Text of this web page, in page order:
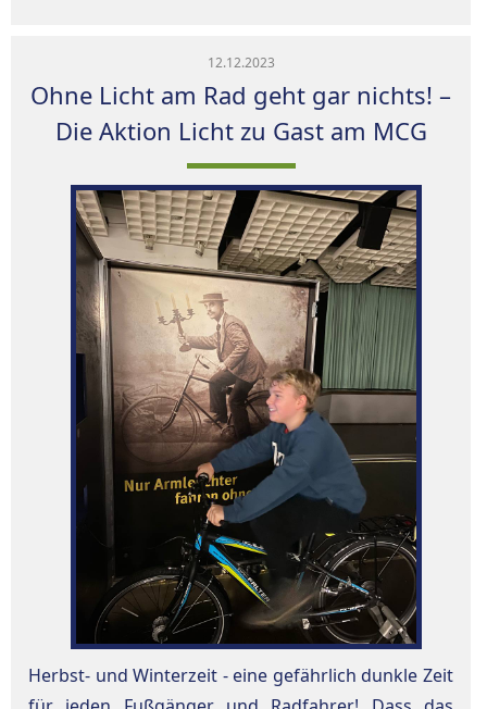
12.12.2023
Ohne Licht am Rad geht gar nichts! –
Die Aktion Licht zu Gast am MCG
Herbst- und Winterzeit - eine gefährlich dunkle Zeit